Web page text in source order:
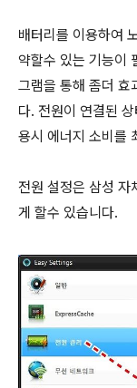
배터리를 이용하여
약할수 있는 기능이
그램을 통해 좀더 효
다. 전원이 연결된
용시 에너지 소비를
전원 설정은 삼성 자
게 할수 있습니다.